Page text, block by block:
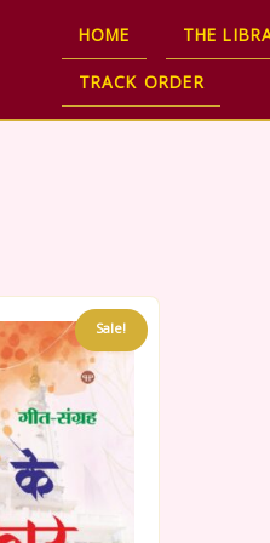
HOME THE
TRACK ORDER
Sale!